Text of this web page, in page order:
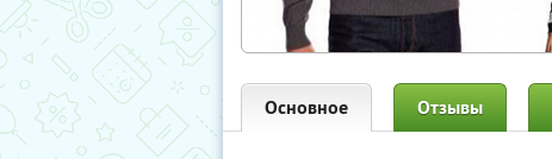
Основное Отзывы